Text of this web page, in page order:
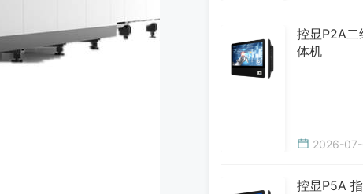
控显P2A二
体机
2026-
控显P5A